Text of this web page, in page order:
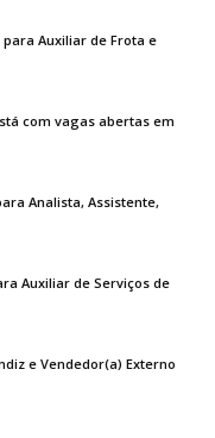
Auxiliar de Frota e
com vagas abertas em
Analista, Assistente,
Auxiliar de Serviços de
e Vendedor(a) Externo